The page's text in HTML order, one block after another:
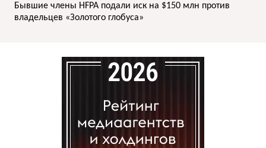
Бывшие члены HFPA подали иск на $150 млн против
владельцев «Золотого глобуса»